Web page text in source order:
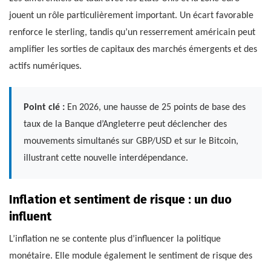
jouent un rôle particulièrement important. Un écart favorable
renforce le sterling, tandis qu’un resserrement américain peut
amplifier les sorties de capitaux des marchés émergents et des
actifs numériques.
Point clé : En 2026, une hausse de 25 points de base des
taux de la Banque d’Angleterre peut déclencher des
mouvements simultanés sur GBP/USD et sur le Bitcoin,
illustrant cette nouvelle interdépendance.
Inflation et sentiment de risque : un duo
influent
L’inflation ne se contente plus d’influencer la politique
monétaire. Elle module également le sentiment de risque des